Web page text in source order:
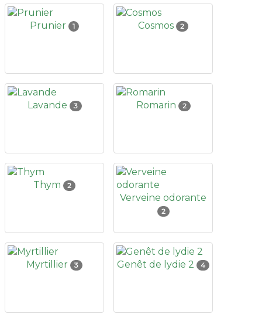
Prunier 1 Cosmos 2
Lavande 3 Romarin 2
Thym 2
Verveine odorante
2
Myrtillier 3 Genêt de lydie 2 4